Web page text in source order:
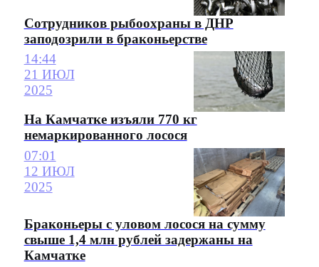
Сотрудников рыбоохраны в ДНР
заподозрили в браконьерстве
14:44
21 ИЮЛ
2025
На Камчатке изъяли 770 кг
немаркированного лосося
07:01
12 ИЮЛ
2025
Браконьеры с уловом лосося на сумму
свыше 1,4 млн рублей задержаны на
Камчатке